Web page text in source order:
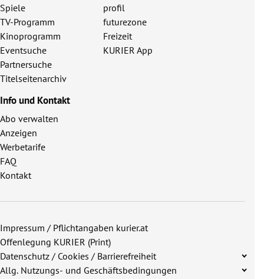
Spiele
TV-Programm
Kinoprogramm
Eventsuche
Partnersuche
Titelseitenarchiv
profil
futurezone
Freizeit
KURIER App
Info und Kontakt
Abo verwalten
Anzeigen
Werbetarife
FAQ
Kontakt
Impressum / Pflichtangaben kurier.at
Offenlegung KURIER (Print)
Datenschutz / Cookies / Barrierefreiheit
Allg. Nutzungs- und Geschäftsbedingungen